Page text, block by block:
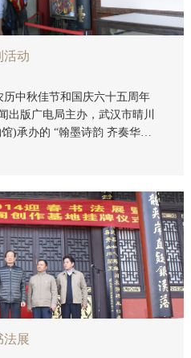
活动
出版广电局主办，武汉市晴川
)承办的 “翰墨诗韵 齐奏华章
2014年9月6日(农历八月十三
式多样，包括：赛诗“诗韵——
演赛”，全市文博系统共有30
展